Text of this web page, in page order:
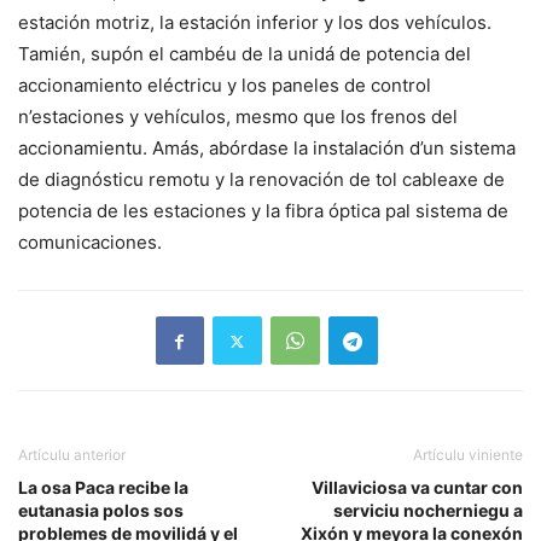
estación motriz, la estación inferior y los dos vehículos.
Tamién, supón el cambéu de la unidá de potencia del
accionamiento eléctricu y los paneles de control
n’estaciones y vehículos, mesmo que los frenos del
accionamientu. Amás, abórdase la instalación d’un sistema
de diagnósticu remotu y la renovación de tol cableaxe de
potencia de les estaciones y la fibra óptica pal sistema de
comunicaciones.
Artículu anterior
La osa Paca recibe la
eutanasia polos sos
problemes de movilidá y el
Artículu viniente
Villaviciosa va cuntar con
serviciu nocherniegu a
Xixón y meyora la conexón